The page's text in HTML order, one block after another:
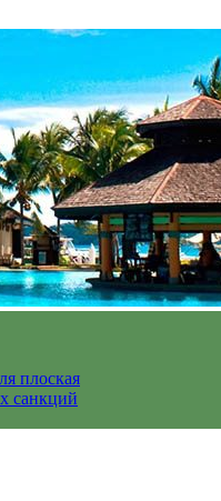
плоская
санкций